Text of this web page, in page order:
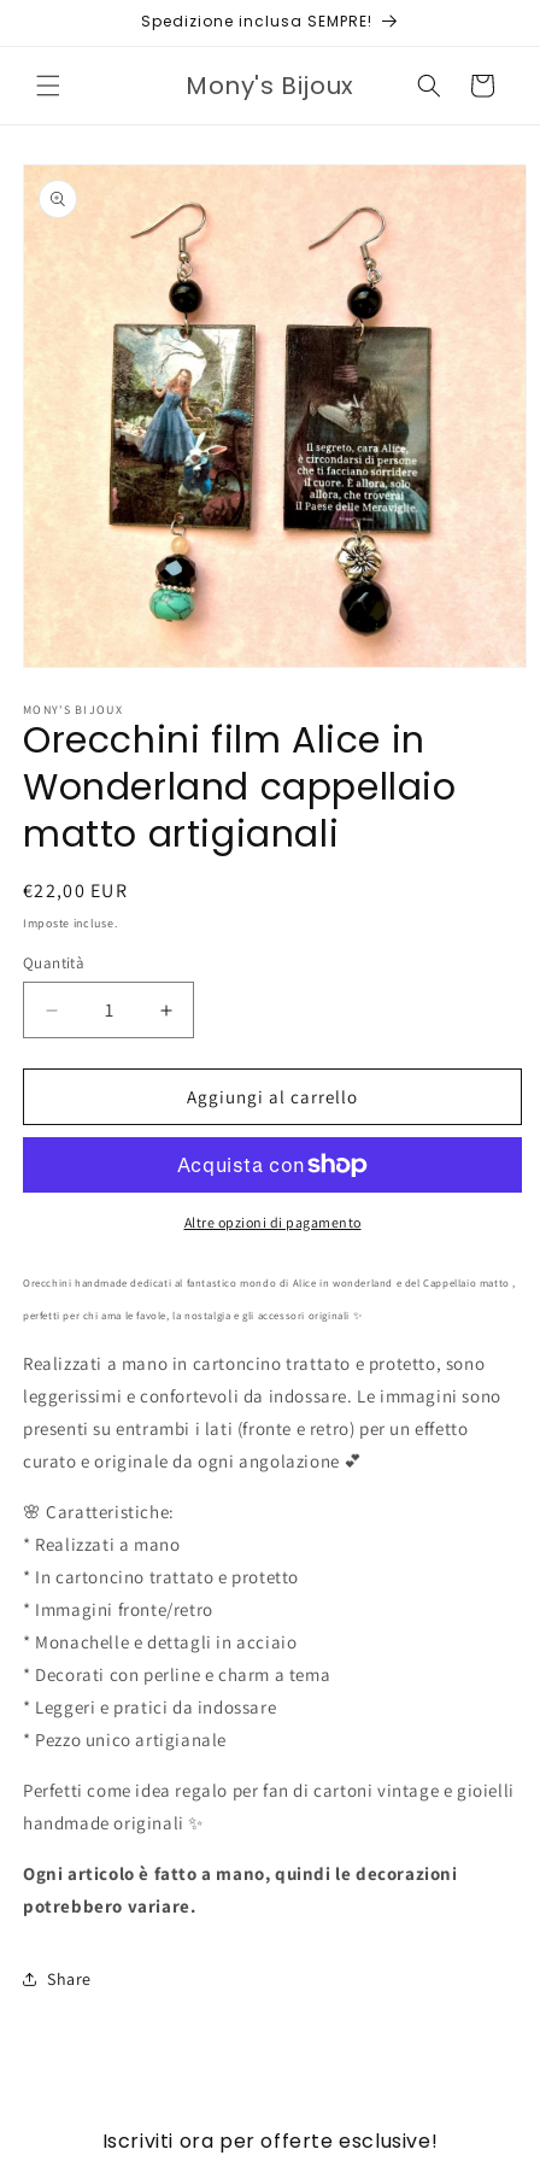
Spedizione inclusa SEMPRE!
Mony's Bijoux Carrello
Passa alle
informazioni
sul prodotto
multimediali
1
in
modale
MONY'S BIJOUX
Orecchini film Alice in
Wonderland cappellaio
matto artigianali
Prezzo
di
€22,00 EUR
Imposte incluse.
Quantità
Diminuisci
quantità
per
film
Wonderland
artigianali
Aumenta
quantità
per
Orecchini
film
in
Wonderland
cappellaio
artigianali
Aggiungi al carrello
Altre opzioni di pagamento
Orecchini handmade dedicati al fantastico mondo di Alice in wonderland e del Cappellaio matto ,
perfetti per chi ama le favole, la nostalgia e gli accessori originali ✨
Realizzati a mano in cartoncino trattato e protetto, sono
leggerissimi e confortevoli da indossare. Le immagini sono
presenti su entrambi i lati (fronte e retro) per un effetto
curato e originale da ogni angolazione 💕
🌸 Caratteristiche:
* Realizzati a mano
* In cartoncino trattato e protetto
* Immagini fronte/retro
* Monachelle e dettagli in acciaio
* Decorati con perline e charm a tema
* Leggeri e pratici da indossare
* Pezzo unico artigianale
Perfetti come idea regalo per fan di cartoni vintage e gioielli
handmade originali ✨
Ogni articolo è fatto a mano, quindi le decorazioni
potrebbero variare.
Share
Iscriviti ora per offerte esclusive!